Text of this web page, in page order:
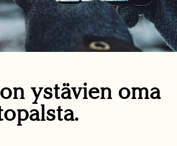
ystävien oma